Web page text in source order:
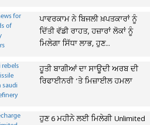
ਪਾਵਰਕਾਮ ਨੇ ਬਿਜਲੀ ਖ਼ਪਤਕਾਰਾਂ ਨੂੰ
ਦਿੱਤੀ ਵੱਡੀ ਰਾਹਤ, ਹਜ਼ਾਰਾਂ ਲੋਕਾਂ ਨੂੰ
ਮਿਲੇਗਾ ਸਿੱਧਾ ਲਾਭ, ਹੁਣ...
ਹੂਤੀ ਬਾਗੀਆਂ ਦਾ ਸਾਊਦੀ ਅਰਬ ਦੀ
ਰਿਫਾਈਨਰੀ ’ਤੇ ਮਿਜ਼ਾਈਲ ਹਮਲਾ
ਹੁਣ 6 ਮਹੀਨੇ ਲਈ ਮਿਲੇਗੀ Unlimited